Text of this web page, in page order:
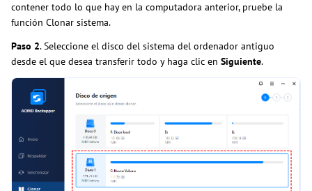
contener todo lo que hay en la computadora anterior, pruebe la
función Clonar sistema.
Paso 2. Seleccione el disco del sistema del ordenador antiguo
desde el que desea transferir todo y haga clic en Siguiente.